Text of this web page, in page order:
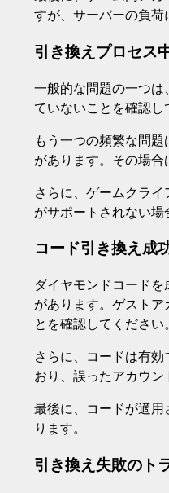
すが、サーバーの負荷
引き換えプロセス
一般的な問題の一つ
ていないことを確認し
もう一つの頻繁な問
があります。その場合
さらに、ゲームクラ
がサポートされない場
コード引き換え成
ダイヤモンドコード
があります。ゲスト
とを確認してください。
さらに、コードは有
おり、誤ったアカウン
最後に、コードが適
ります。
引き換え失敗のト